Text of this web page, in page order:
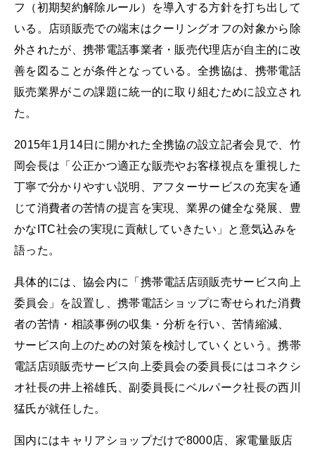
フ（初期契約解除ルール）を導入する方針を打ち出して
いる。店頭販売での端末はクーリングオフの対象から除
外されたが、携帯電話事業者・販売代理店が自主的に改
善を図ることが条件となっている。全携協は、携帯電話
販売業界がこの課題に統一的に取り組むために設立され
た。
2015年1月14日に開かれた全携協の設立記者会見で、竹
岡会長は「公正かつ適正な販売やお客様視点を重視した
丁寧で分かりやすい説明、アフターサービスの充実を通
じて消費者の苦情の提言を実現、業界の健全な発展、豊
かなITC社会の実現に貢献していきたい」と意気込みを
語った。
具体的には、協会内に「携帯電話店頭販売サービス向上
委員会」を設置し、携帯電話ショップに寄せられた消費
者の苦情・相談事例の収集・分析を行い、苦情縮減、
サービス向上のための対策を検討していくという。携帯
電話店頭販売サービス向上委員会の委員長にはコネクシ
オ社長の井上裕雄氏、副委員長にベルパーク社長の西川
猛氏が就任した。
国内にはキャリアショップだけで8000店、家電量販店